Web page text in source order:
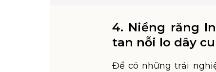
4. Niềng răng
tan nỗi lo dây
Để có những trải